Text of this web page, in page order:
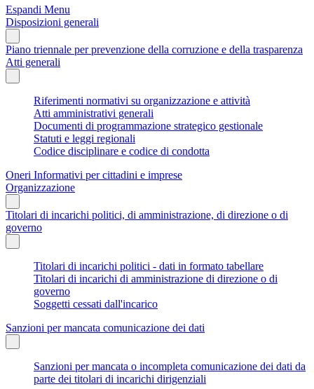
Espandi Menu
Disposizioni generali
Piano triennale per prevenzione della corruzione e della trasparenza
Atti generali
Riferimenti normativi su organizzazione e attività
Atti amministrativi generali
Documenti di programmazione strategico gestionale
Statuti e leggi regionali
Codice disciplinare e codice di condotta
Oneri Informativi per cittadini e imprese
Organizzazione
Titolari di incarichi politici, di amministrazione, di direzione o di
governo
Titolari di incarichi politici - dati in formato tabellare
Titolari di incarichi di amministrazione di direzione o di
governo
Soggetti cessati dall'incarico
Sanzioni per mancata comunicazione dei dati
Sanzioni per mancata o incompleta comunicazione dei dati da
parte dei titolari di incarichi dirigenziali